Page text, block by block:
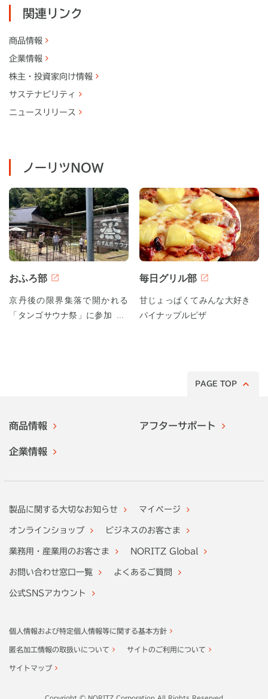
関連リンク
商品情報
企業情報
株主・ 投資家向け情報
サステナビリティ
ニュースリリース
ノーリツNOW
おふろ部
京丹後の限界集落で開かれる
「タンゴサウナ祭」に参加して
毎日グリル部
甘じょっぱくてみんな大好き
パイナップルピザ
PAGE TOP
商品情報 アフターサポート
企業情報
製品に関する大切なお知らせ マイページ
オンラインショップ ビジネスのお客さま
業務用・産業用のお客さま NORITZ Global
お問い合わせ窓口一覧 よくあるご質問
公式SNSアカウント
個人情報および特定個人情報等に関する基本方針
匿名加工情報の取扱いについて サイトのご利用について
サイトマップ
Copyright © NORITZ Corporation All Rights Reserved